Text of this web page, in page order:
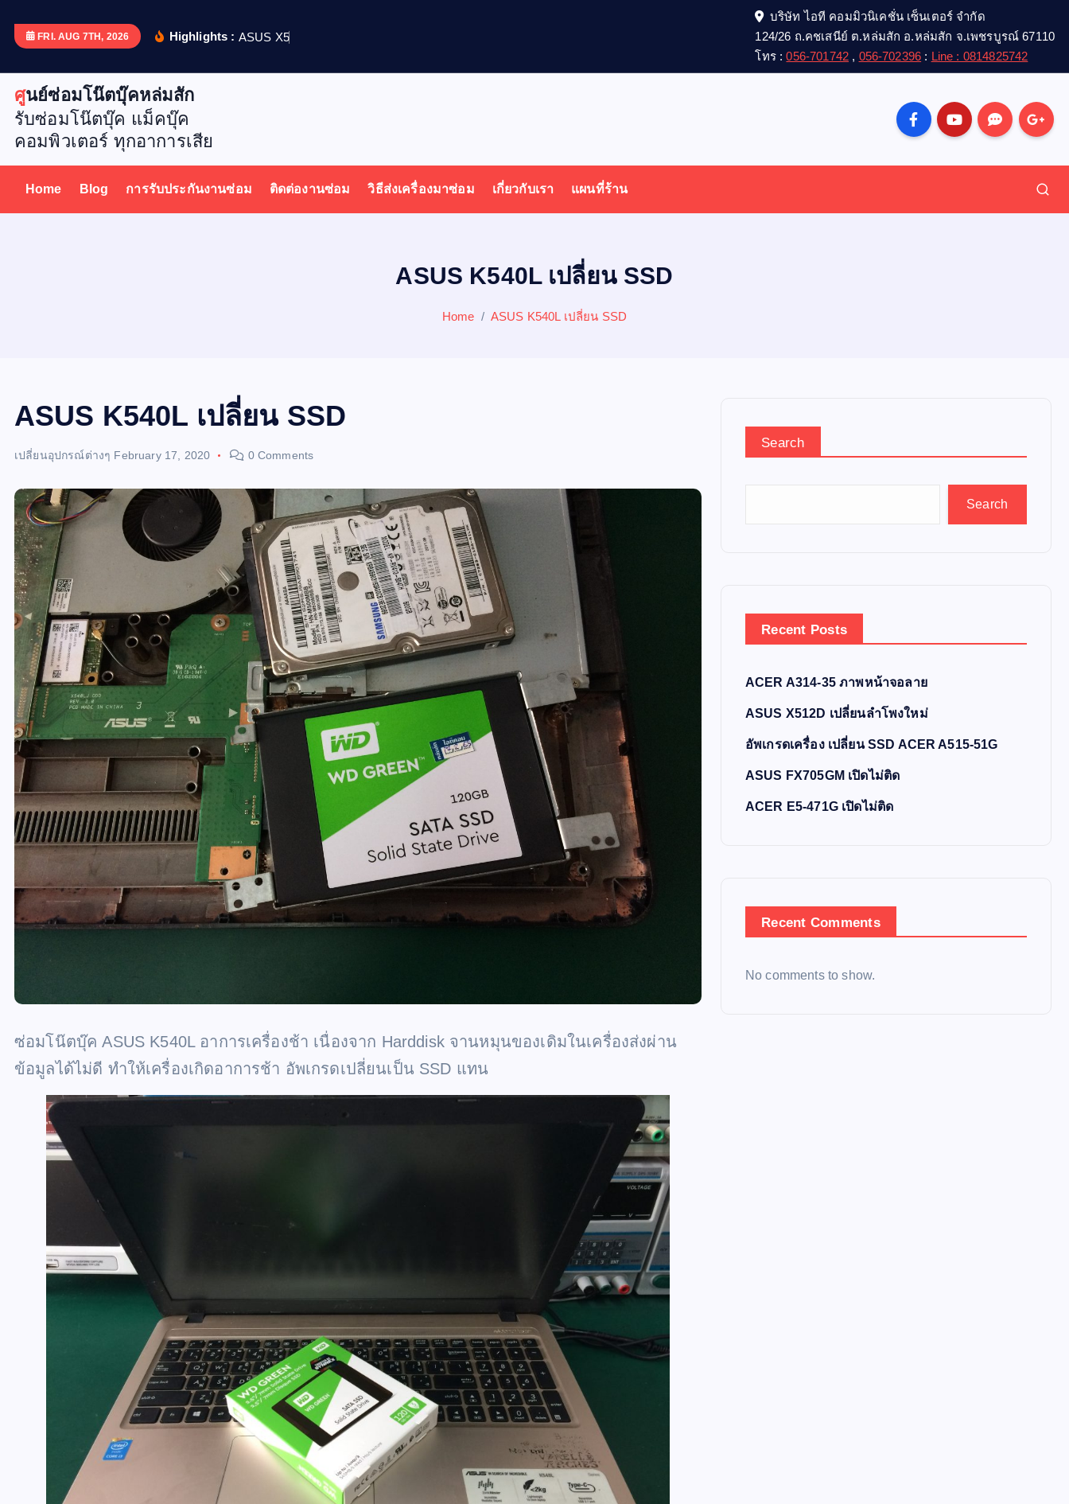
p
FRI. AUG 7TH, 2026 Highlights : ASUS X51
บริษัท ไอที คอมมิวนิเคชั่น เซ็นเตอร์ จำกัด
124/26 ถ.คชเสนีย์ ต.หล่มสัก อ.หล่มสัก จ.เพชรบูรณ์ 67110
โทร :056-701742 , 056-702396 : Line : 0814825742
ศูนย์ซ่อมโน๊ตบุ๊คหล่มสัก
รับซ่อมโน๊ตบุ๊ค แม็คบุ๊ค
คอมพิวเตอร์ ทุกอาการเสีย
Home Blog การรับประกันงานซ่อม ติดต่องานซ่อม วิธีส่งเครื่องมาซ่อม เกี่ยวกับเรา แผนที่ร้าน
ASUS K540L เปลี่ยน SSD
Home ASUS K540L เปลี่ยน SSD
ASUS K540L เปลี่ยน SSD
เปลี่ยนอุปกรณ์ต่างๆ February 17, 2020 0 Comments
ซ่อมโน๊ตบุ๊ค ASUS K540L อาการเครื่องช้า เนื่องจาก Harddisk จานหมุนของเดิมในเครื่องส่งผ่าน
ข้อมูลได้ไม่ดี ทำให้เครื่องเกิดอาการช้า อัพเกรดเปลี่ยนเป็น SSD แทน
Search
Search
Recent Posts
ACER A314-35 ภาพหน้าจอลาย
ASUS X512D เปลี่ยนลำโพงใหม่
อัพเกรดเครื่อง เปลี่ยน SSD ACER A515-51G
ASUS FX705GM เปิดไม่ติด
ACER E5-471G เปิดไม่ติด
Recent Comments
No comments to show.